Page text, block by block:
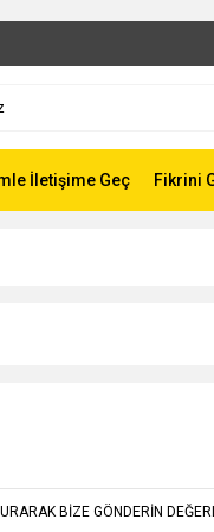
İletişime Geç Fikrini
BİZE GÖNDERİN